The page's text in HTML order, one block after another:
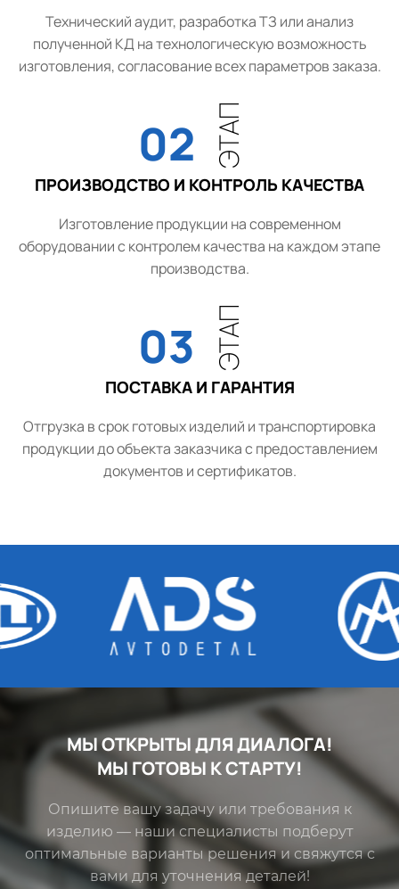
Технический аудит, разработка ТЗ или анализ
полученной КД на технологическую возможность
изготовления, согласование всех параметров заказа.
02 ЭТАП
ПРОИЗВОДСТВО И КОНТРОЛЬ КАЧЕСТВА
Изготовление продукции на современном
оборудовании с контролем качества на каждом этапе
производства.
03 ЭТАП
ПОСТАВКА И ГАРАНТИЯ
Отгрузка в срок готовых изделий и транспортировка
продукции до объекта заказчика с предоставлением
документов и сертификатов.
МЫ ОТКРЫТЫ ДЛЯ ДИАЛОГА!
МЫ ГОТОВЫ К СТАРТУ!
Опишите вашу задачу или требования к
изделию — наши специалисты подберут
оптимальные варианты решения и свяжутся с
вами для уточнения деталей!